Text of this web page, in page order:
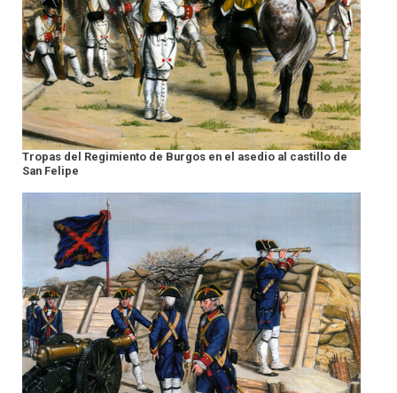
Tropas del Regimiento de Burgos en el asedio al castillo de
San Felipe